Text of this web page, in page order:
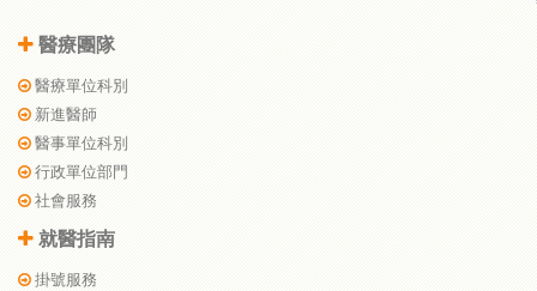
醫療團隊
醫療單位科別
新進醫師
醫事單位科別
行政單位部門
社會服務
就醫指南
掛號服務